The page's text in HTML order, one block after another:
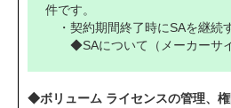
件です。
・契約期間終了時にSAを継続
◆SAについて（メーカーサ
◆ボリューム ライセンスの管理、